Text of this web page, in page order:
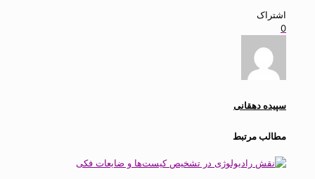
اشتراک
0
سپیده دهقانی
مطالب مرتبط